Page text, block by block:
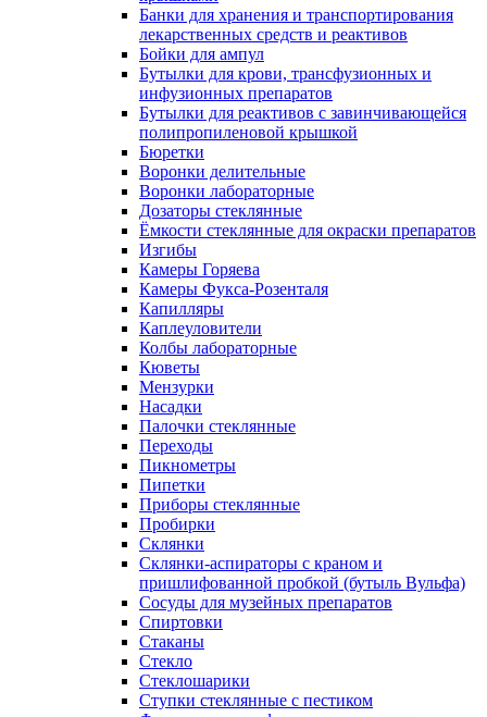
Банки для хранения и транспортирования
лекарственных средств и реактивов
Бойки для ампул
Бутылки для крови, трансфузионных и
инфузионных препаратов
Бутылки для реактивов с завинчивающейся
полипропиленовой крышкой
Бюретки
Воронки делительные
Воронки лабораторные
Дозаторы стеклянные
Ёмкости стеклянные для окраски препаратов
Изгибы
Камеры Горяева
Камеры Фукса-Розенталя
Капилляры
Каплеуловители
Колбы лабораторные
Кюветы
Мензурки
Насадки
Палочки стеклянные
Переходы
Пикнометры
Пипетки
Приборы стеклянные
Пробирки
Склянки
Склянки-аспираторы с краном и
пришлифованной пробкой (бутыль Вульфа)
Сосуды для музейных препаратов
Спиртовки
Стаканы
Стекло
Стеклошарики
Ступки стеклянные с пестиком